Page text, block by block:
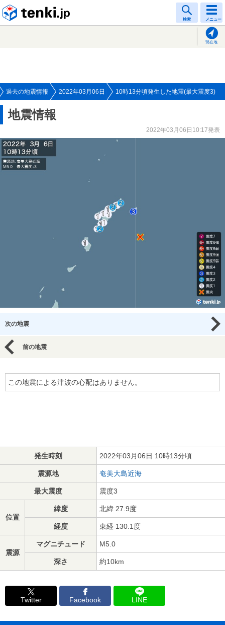
検索 メニュー
現在地
過去の地震情報 2022年03月06日 10時13分頃発生した地震(最大震度3)
地震情報
2022年03月06日10:17発表
次の地震
前の地震
この地震による津波の心配はありません。
発生時刻 2022年03月06日 10時13分頃
震源地 奄美大島近海
最大震度 震度3
位置
緯度 北緯 27.9度
経度 東経 130.1度
震源
マグニチュード M5.0
深さ 約10km
Twitter Facebook LINE